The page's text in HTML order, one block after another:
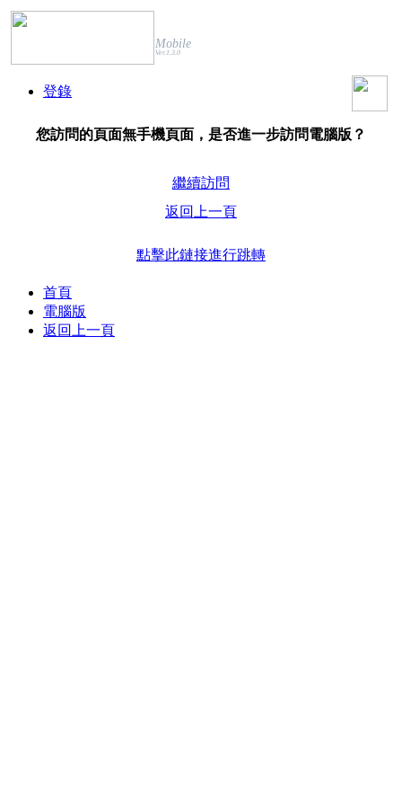
Mobile
Ver.1.3.0
登錄
您訪問的頁面無手機頁面，是否進一步訪問電腦版？
繼續訪問
返回上一頁
點擊此鏈接進行跳轉
首頁
電腦版
返回上一頁